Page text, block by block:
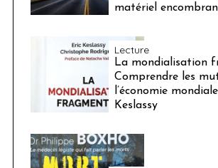
matériel
Lecture
La mondialisation
Comprendre les
l’économie
Keslassy